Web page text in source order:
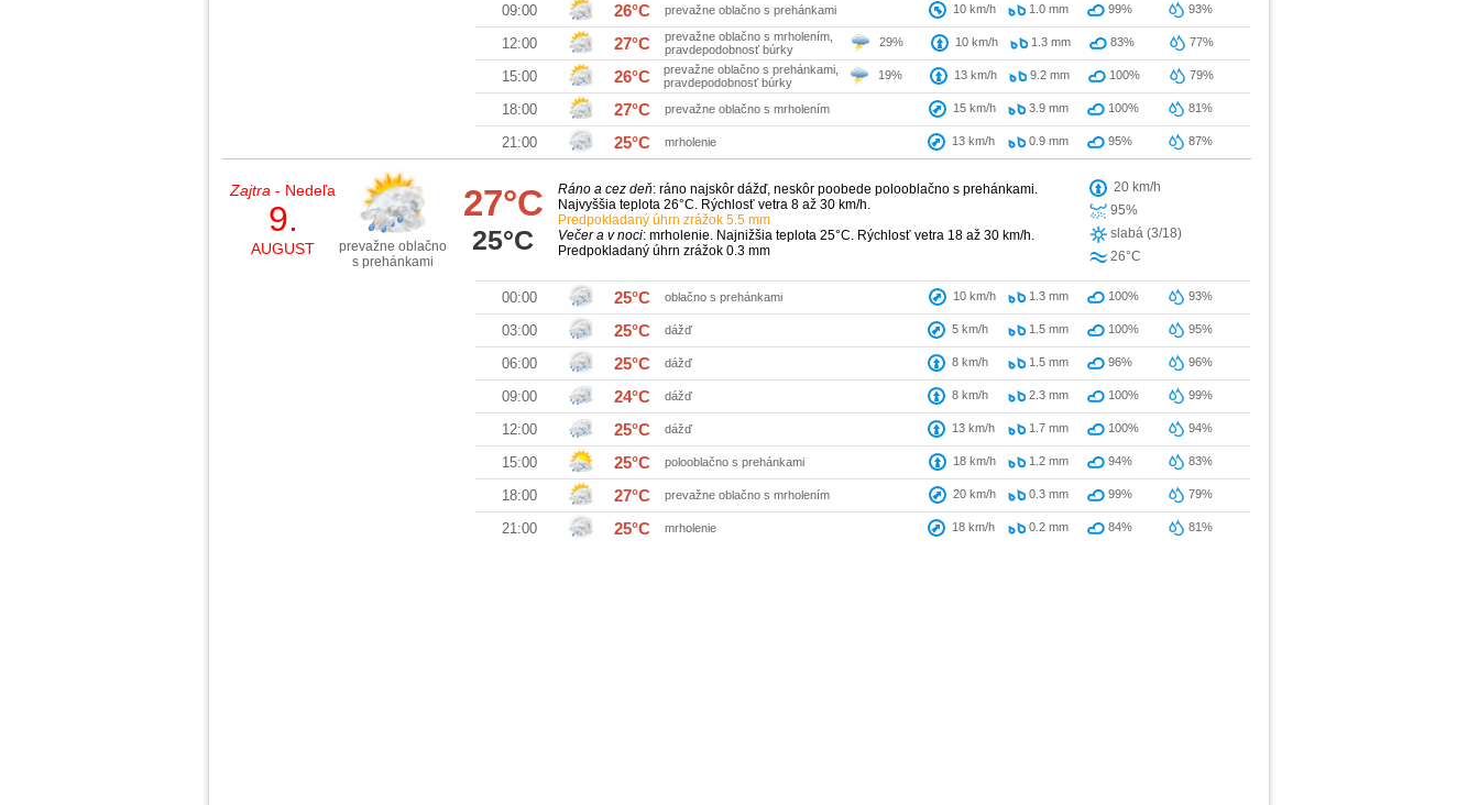
09:00 26°C prevažne oblačno s prehánkami 10 km/h 1.0 mm 99% 93%
12:00 27°C
prevažne oblačno s mrholením,
pravdepodobnosť búrky
29% 10 km/h 1.3 mm 83% 77%
15:00 26°C
prevažne oblačno s prehánkami,
pravdepodobnosť búrky
19% 13 km/h 9.2 mm 100% 79%
18:00 27°C prevažne oblačno s mrholením 15 km/h 3.9 mm 100% 81%
21:00 25°C mrholenie 13 km/h 0.9 mm 95% 87%
Zajtra - Nedeľa
9.
AUGUST
prevažne oblačno
s prehánkami
27°C
25°C
Ráno a cez deň: ráno najskôr dážď, neskôr poobede polooblačno s prehánkami.
Najvyššia teplota 26°C. Rýchlosť vetra 8 až 30 km/h.
Predpokladaný úhrn zrážok 5.5 mm
Večer a v noci: mrholenie. Najnižšia teplota 25°C. Rýchlosť vetra 18 až 30 km/h.
Predpokladaný úhrn zrážok 0.3 mm
20 km/h
95%
slabá (3/18)
26°C
00:00 25°C oblačno s prehánkami 10 km/h 1.3 mm 100% 93%
03:00 25°C dážď 5 km/h 1.5 mm 100% 95%
06:00 25°C dážď 8 km/h 1.5 mm 96% 96%
09:00 24°C dážď 8 km/h 2.3 mm 100% 99%
12:00 25°C dážď 13 km/h 1.7 mm 100% 94%
15:00 25°C polooblačno s prehánkami 18 km/h 1.2 mm 94% 83%
18:00 27°C prevažne oblačno s mrholením 20 km/h 0.3 mm 99% 79%
21:00 25°C mrholenie 18 km/h 0.2 mm 84% 81%